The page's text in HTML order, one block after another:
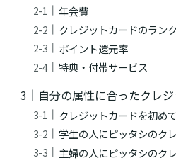
年会費
クレジットカードのランク
ポイント還元率
特典・付帯サービス
自分の属性に合ったクレ
クレジットカードを初め
学生の人にピッタシのク
主婦の人にピッタシのク